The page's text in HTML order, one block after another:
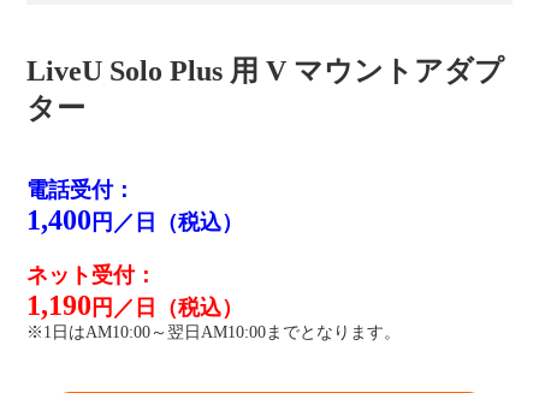
LiveU Solo Plus 用 V マウントアダプ
ター
電話受付：
1,400 円／日（税込）
ネット受付：
1,190 円／日（税込）
※1日はAM10:00～翌日AM10:00までとなります。